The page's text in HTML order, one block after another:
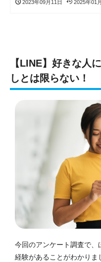
2023年09月11日 2025年01
【LINE】好きな人
しとは限らない！
今回のアンケート調査で、
経験があることがわかりま